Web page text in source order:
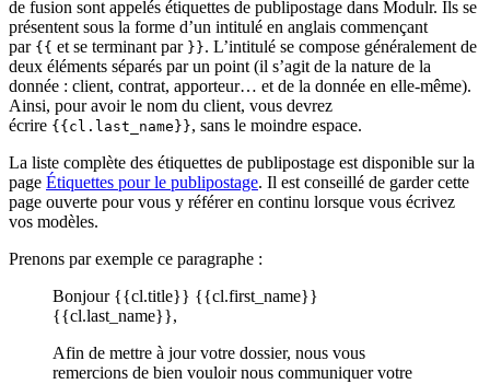
de fusion sont appelés étiquettes de publipostage dans Modulr. Ils se
présentent sous la forme d’un intitulé en anglais commençant
par {{ et se terminant par }}. L’intitulé se compose généralement de
deux éléments séparés par un point (il s’agit de la nature de la
donnée : client, contrat, apporteur… et de la donnée en elle-même).
Ainsi, pour avoir le nom du client, vous devrez
écrire {{cl.last_name}}, sans le moindre espace.
La liste complète des étiquettes de publipostage est disponible sur la
page Étiquettes pour le publipostage. Il est conseillé de garder cette
page ouverte pour vous y référer en continu lorsque vous écrivez
vos modèles.
Prenons par exemple ce paragraphe :
Bonjour {{cl.title}} {{cl.first_name}}
{{cl.last_name}},
Afin de mettre à jour votre dossier, nous vous
remercions de bien vouloir nous communiquer votre